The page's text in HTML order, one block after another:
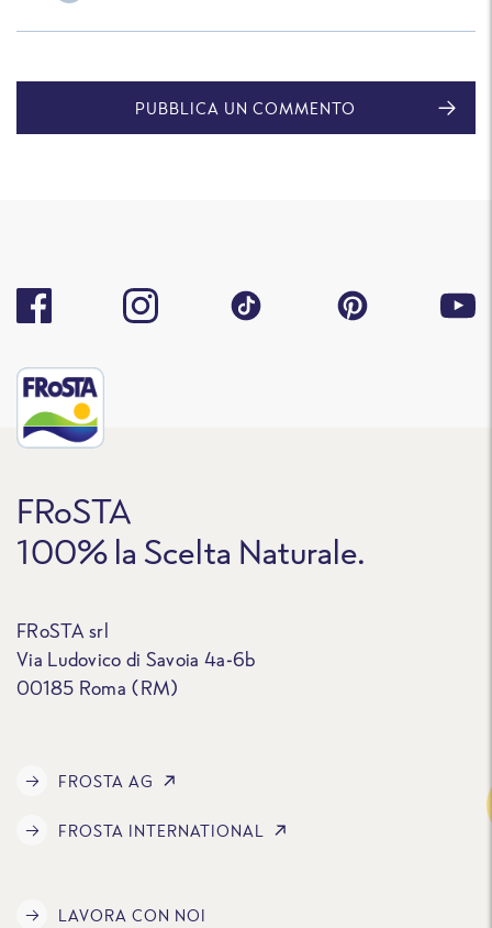
PUBBLICA UN COMMENTO
FRoSTA
100% la Scelta Naturale.
FRoSTA srl
Via Ludovico di Savoia 4a-6b
00185 Roma (RM)
FROSTA AG
FROSTA INTERNATIONAL
LAVORA CON NOI